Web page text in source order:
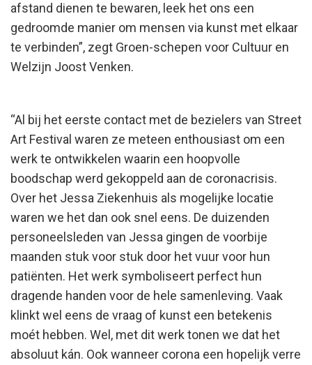
afstand dienen te bewaren, leek het ons een
gedroomde manier om mensen via kunst met elkaar
te verbinden”, zegt Groen-schepen voor Cultuur en
Welzijn Joost Venken.
“Al bij het eerste contact met de bezielers van Street
Art Festival waren ze meteen enthousiast om een
werk te ontwikkelen waarin een hoopvolle
boodschap werd gekoppeld aan de coronacrisis.
Over het Jessa Ziekenhuis als mogelijke locatie
waren we het dan ook snel eens. De duizenden
personeelsleden van Jessa gingen de voorbije
maanden stuk voor stuk door het vuur voor hun
patiënten. Het werk symboliseert perfect hun
dragende handen voor de hele samenleving. Vaak
klinkt wel eens de vraag of kunst een betekenis
moét hebben. Wel, met dit werk tonen we dat het
absoluut kán. Ook wanneer corona een hopelijk verre